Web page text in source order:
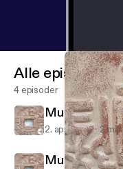
Alle episoder
4 episoder
Music
2. apr. 2018 2 min
Music